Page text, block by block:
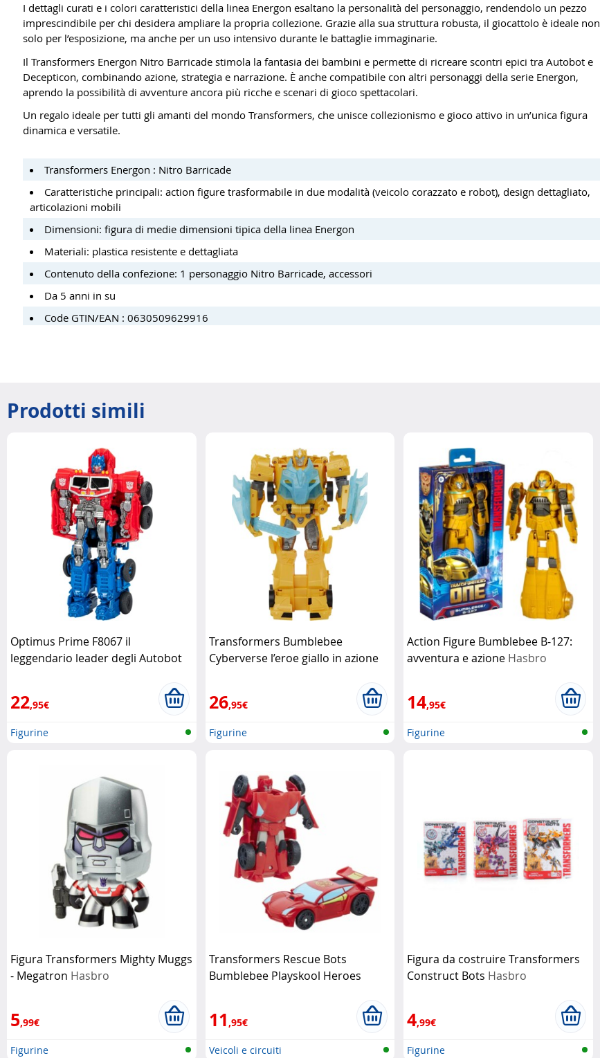
I dettagli curati e i colori caratteristici della linea Energon esaltano la personalità del personaggio, rendendolo un pezzo
imprescindibile per chi desidera ampliare la propria collezione. Grazie alla sua struttura robusta, il giocattolo è ideale non
solo per l’esposizione, ma anche per un uso intensivo durante le battaglie immaginarie.
Il Transformers Energon Nitro Barricade stimola la fantasia dei bambini e permette di ricreare scontri epici tra Autobot e
Decepticon, combinando azione, strategia e narrazione. È anche compatibile con altri personaggi della serie Energon,
aprendo la possibilità di avventure ancora più ricche e scenari di gioco spettacolari.
Un regalo ideale per tutti gli amanti del mondo Transformers, che unisce collezionismo e gioco attivo in un’unica figura
dinamica e versatile.
Transformers Energon : Nitro Barricade
Caratteristiche principali: action figure trasformabile in due modalità (veicolo corazzato e robot), design dettagliato,
articolazioni mobili
Dimensioni: figura di medie dimensioni tipica della linea Energon
Materiali: plastica resistente e dettagliata
Contenuto della confezione: 1 personaggio Nitro Barricade, accessori
Da 5 anni in su
Code GTIN/EAN : 0630509629916
Prodotti simili
Optimus Prime F8067 il
leggendario leader degli Autobot
22,95€
Figurine
Transformers Bumblebee
Cyberverse l’eroe giallo in azione
26,95€
Figurine
Action Figure Bumblebee B-127:
avventura e azione Hasbro
14,95€
Figurine
Figura Transformers Mighty Muggs
- Megatron Hasbro
5,99€
Figurine
Transformers Rescue Bots
Bumblebee Playskool Heroes
11,95€
Veicoli e circuiti
Figura da costruire Transformers
Construct Bots Hasbro
4,99€
Figurine